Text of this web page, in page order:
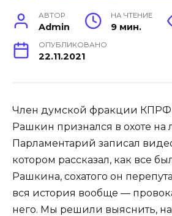
АВТОР
Admin
НА ЧТЕНИЕ
9 мин.
ОПУБЛИКОВАНО
22.11.2021
Член думской фракции
Рашкин признался в охоте на
Парламентарий записал
котором рассказал, как все
Рашкина, сохатого он
вся история вообще —
него. Мы решили выяснить,